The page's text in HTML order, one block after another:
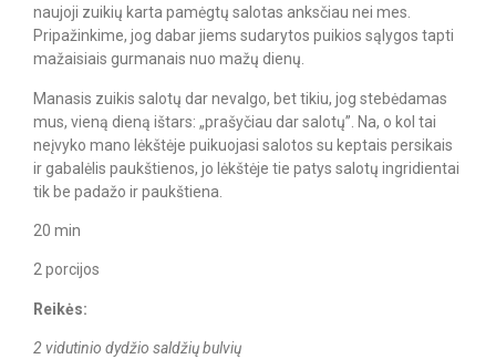
naujoji zuikių karta pamėgtų salotas anksčiau nei mes.
Pripažinkime, jog dabar jiems sudarytos puikios sąlygos tapti
mažaisiais gurmanais nuo mažų dienų.
Manasis zuikis salotų dar nevalgo, bet tikiu, jog stebėdamas
mus, vieną dieną ištars: „prašyčiau dar salotų”. Na, o kol tai
neįvyko mano lėkštėje puikuojasi salotos su keptais persikais
ir gabalėlis paukštienos, jo lėkštėje tie patys salotų ingridientai
tik be padažo ir paukštiena.
20 min
2 porcijos
Reikės:
2 vidutinio dydžio saldžių bulvių